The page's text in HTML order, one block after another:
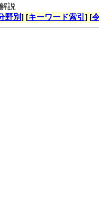
野別] [キーワード索引 ] [